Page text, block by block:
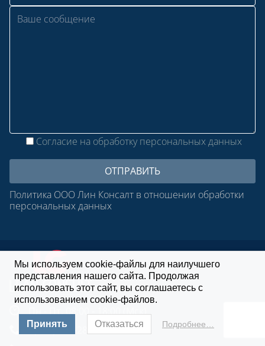
Согласие на обработку персональных данных
Политика ООО Лин Консалт в отношении обработки
персональных данных
Пн - Пт. 08:00 - 18:00 (Мск)
8 (800) 250-28-22
Мы используем cookie-файлы для наилучшего
представления нашего сайта. Продолжая
использовать этот сайт, вы соглашаетесь с
использованием cookie-файлов.
Принять Отказаться Подробнее…